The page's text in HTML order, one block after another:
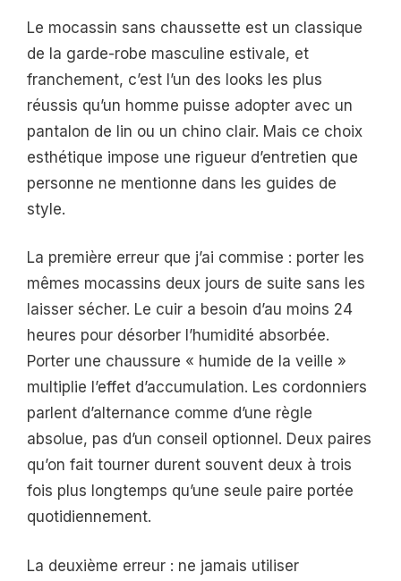
Le mocassin sans chaussette est un classique
de la garde-robe masculine estivale, et
franchement, c’est l’un des looks les plus
réussis qu’un homme puisse adopter avec un
pantalon de lin ou un chino clair. Mais ce choix
esthétique impose une rigueur d’entretien que
personne ne mentionne dans les guides de
style.
La première erreur que j’ai commise : porter les
mêmes mocassins deux jours de suite sans les
laisser sécher. Le cuir a besoin d’au moins 24
heures pour désorber l’humidité absorbée.
Porter une chaussure « humide de la veille »
multiplie l’effet d’accumulation. Les cordonniers
parlent d’alternance comme d’une règle
absolue, pas d’un conseil optionnel. Deux paires
qu’on fait tourner durent souvent deux à trois
fois plus longtemps qu’une seule paire portée
quotidiennement.
La deuxième erreur : ne jamais utiliser